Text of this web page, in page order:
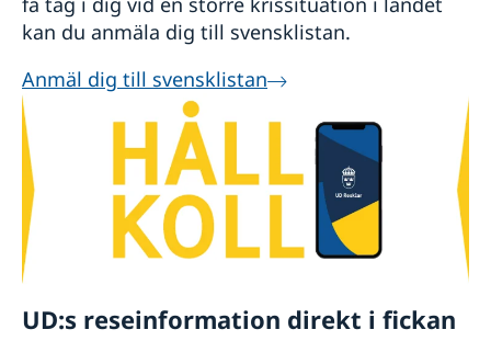
www.swedcham.cn/young-professionals/
Kompletterande svenskaundervisning för barn.
www.svenskaskolansh.com
Svenska skolan i Hangzhou
Kompletterande svenskundervisning för barn.
E-post:
erik.forsberg@stint.se
Svenskar i världen
Svenskar i Världen är en ideell organisation
som stödjer svenskar som studerar, arbetar och
kan du anmäla dig till svensklistan.
Anmäl dig till svensklistan
UD:s reseinformation direkt i fickan